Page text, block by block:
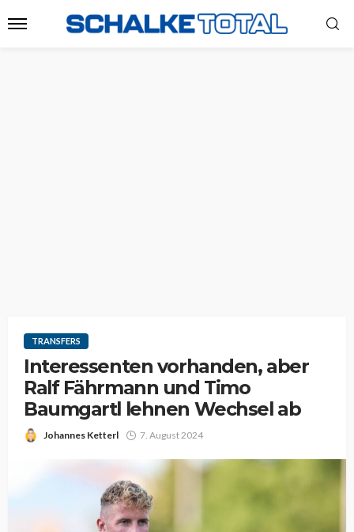
TRANSFERS
Interessenten vorhanden, aber
Ralf Fährmann und Timo
Baumgartl lehnen Wechsel ab
Johannes Ketterl 7. August 2024